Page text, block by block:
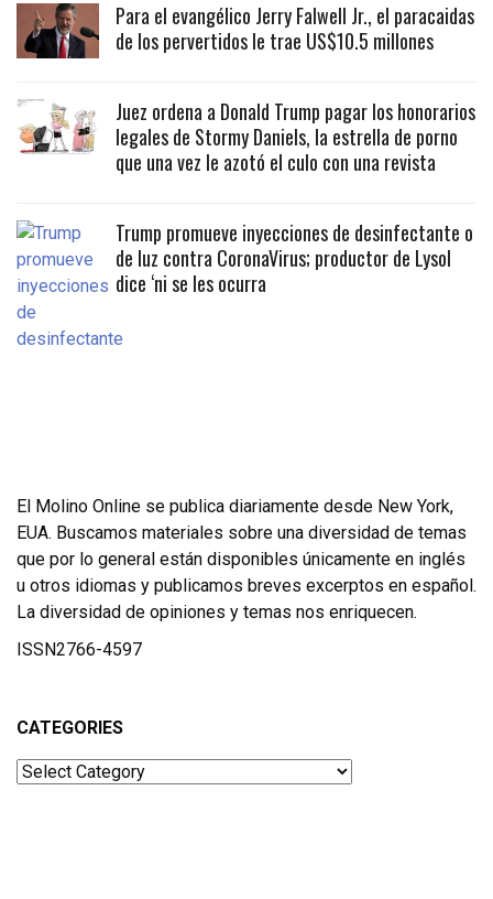
Para el evangélico Jerry Falwell Jr., el paracaidas
de los pervertidos le trae US$10.5 millones
Juez ordena a Donald Trump pagar los honorarios
legales de Stormy Daniels, la estrella de porno
que una vez le azotó el culo con una revista
Trump promueve inyecciones de desinfectante o
de luz contra CoronaVirus; productor de Lysol
dice ‘ni se les ocurra
El Molino Online se publica diariamente desde New York,
EUA. Buscamos materiales sobre una diversidad de temas
que por lo general están disponibles únicamente en inglés
u otros idiomas y publicamos breves excerptos en español.
La diversidad de opiniones y temas nos enriquecen.
ISSN2766-4597
CATEGORIES
Categories